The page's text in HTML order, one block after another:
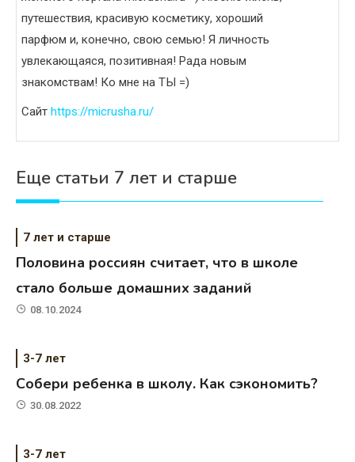
путешествия, красивую косметику, хороший
парфюм и, конечно, свою семью! Я личность
увлекающаяся, позитивная! Рада новым
знакомствам! Ко мне на ТЫ =)
Сайт https://micrusha.ru/
Еще статьи 7 лет и старше
7 лет и старше
Половина россиян считает, что в школе
стало больше домашних заданий
08.10.2024
3-7 лет
Собери ребенка в школу. Как сэкономить?
30.08.2022
3-7 лет